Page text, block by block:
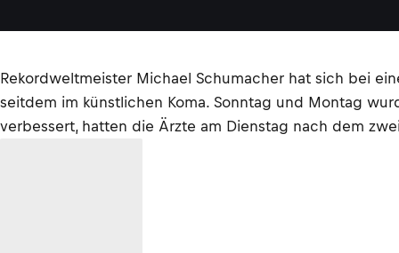
Rekordweltmeister Michael Schumacher hat sich bei
seitdem im künstlichen Koma. Sonntag und Montag
verbessert, hatten die Ärzte am Dienstag nach dem